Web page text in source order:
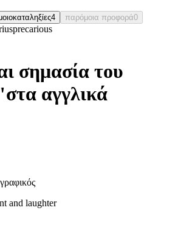
4 παρόμοια προφορά0
precarious
σημασία του
αγγλικά
and laughter